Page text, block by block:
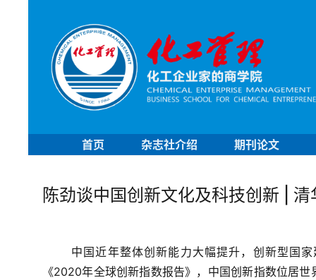
首页 杂志社介绍 期刊论文
陈劲谈中国创新文化及科技创新 | 清
中国近年整体创新能力大幅提升，创新型国
《2020年全球创新指数报告》，中国创新指数位居